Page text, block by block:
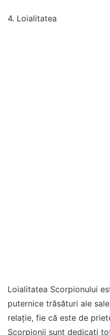
4. Loialitatea
Loialitatea Scorpionului
puternice trăsături ale
relație, fie că este de
Scorpionii sunt dedicați